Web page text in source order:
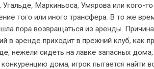
Угальде, Маркиньоса, Умярова или кого-
того или иного трансфера. В то же
пора возвращаться из аренды.
в аренде приходит в прежний клуб, как
нежели сидеть на лавке запасных
дома, игрок пытается найти